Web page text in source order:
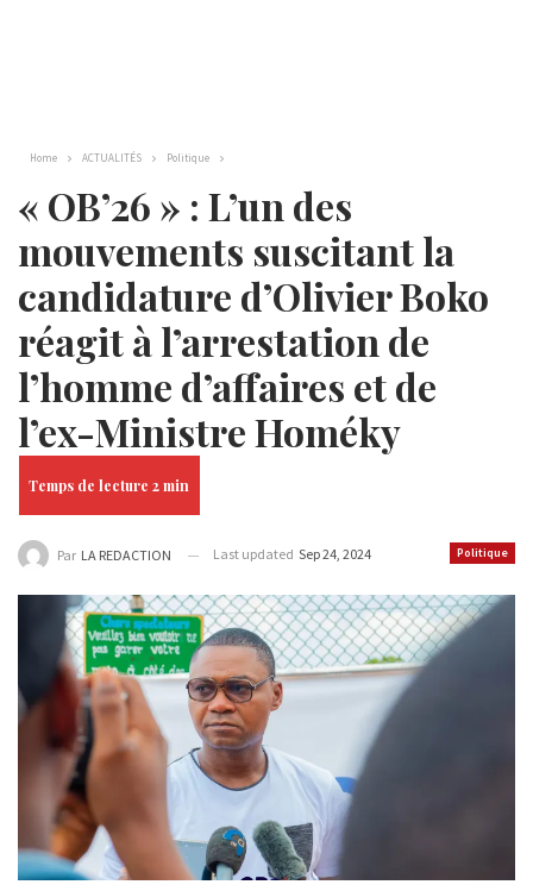
Home ACTUALITÉS Politique
« OB’26 » : L’un des
mouvements suscitant la
candidature d’Olivier Boko
réagit à l’arrestation de
l’homme d’affaires et de
l’ex-Ministre Homéky
Politique
Par LA REDACTION Last updated Sep 24, 2024